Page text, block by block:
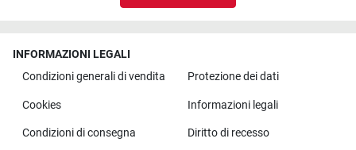
INFORMAZIONI LEGALI
Condizioni generali di vendita
Protezione dei dati
Cookies Informazioni legali
Condizioni di consegna Diritto di recesso